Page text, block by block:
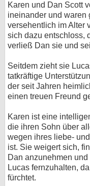
Karen und Dan Scott
ineinander und waren
versehentlich im Alter
sich dazu entschloss,
verließ Dan sie und
Seitdem zieht sie
tatkräftige
der seit Jahren
einen treuen Freund
Karen ist eine
die ihren Sohn über
wegen ihres liebe-
ist. Sie weigert sich,
Dan anzunehmen
Lucas fernzuhalten,
fürchtet.